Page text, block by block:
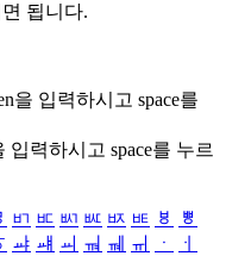
됩니다.
을 입력하시고 space를
입력하시고 space를 누르
ㅲ ㅳ ㅴ ㅵ ㅶ ㅷ ㅸ
ㅹ
ㆇ ㆈ ㆉ ㆊ ㆋ ㆌ ㆍ
ㆎ